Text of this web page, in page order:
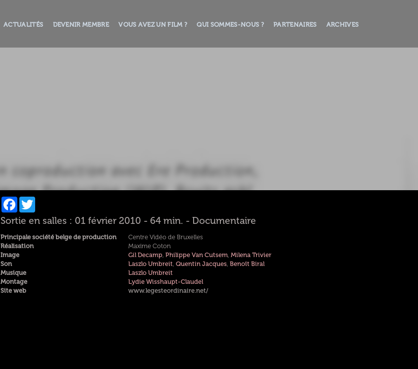
ACTUALITÉS DEVENIR MEMBRE VOUS AVEZ UN FILM ? QUI SOMMES-NOUS ? PARTENAIRES ARCHIVES
Facebook
Sortie en salles : 01 février 2010 - 64 min. - Documentaire
Principale société belge de production
Centre Vidéo de Bruxelles
Réalisation
Maxime Coton
Image
Gil Decamp, Philippe Van Cutsem Milena Trivier
Son
Laszlo Umbreit Quentin Jacques, Benoît Biral
Musique
Laszlo Umbreit
Montage
Lydie Wisshaupt-Claudel
Site web
www.legesteordinaire.net/